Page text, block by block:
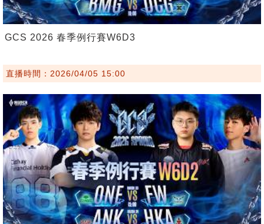
GCS 2026 春季例行賽W6D3
直播時間：2026/04/05 15:00